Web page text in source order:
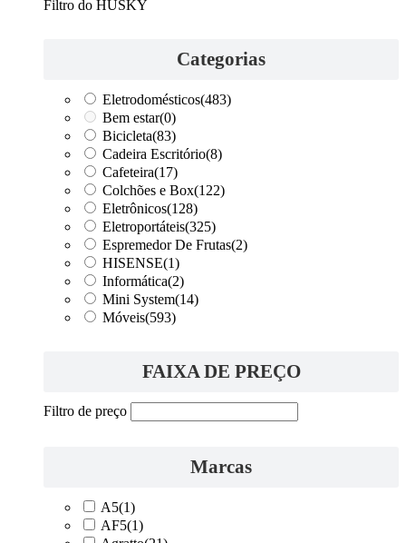
Filtro do HUSKY
Categorias
Eletrodomésticos(483)
Bem estar(0)
Bicicleta(83)
Cadeira Escritório(8)
Cafeteira(17)
Colchões e Box(122)
Eletrônicos(128)
Eletroportáteis(325)
Espremedor De Frutas(2)
HISENSE(1)
Informática(2)
Mini System(14)
Móveis(593)
FAIXA DE PREÇO
Filtro de preço
Marcas
A5(1)
AF5(1)